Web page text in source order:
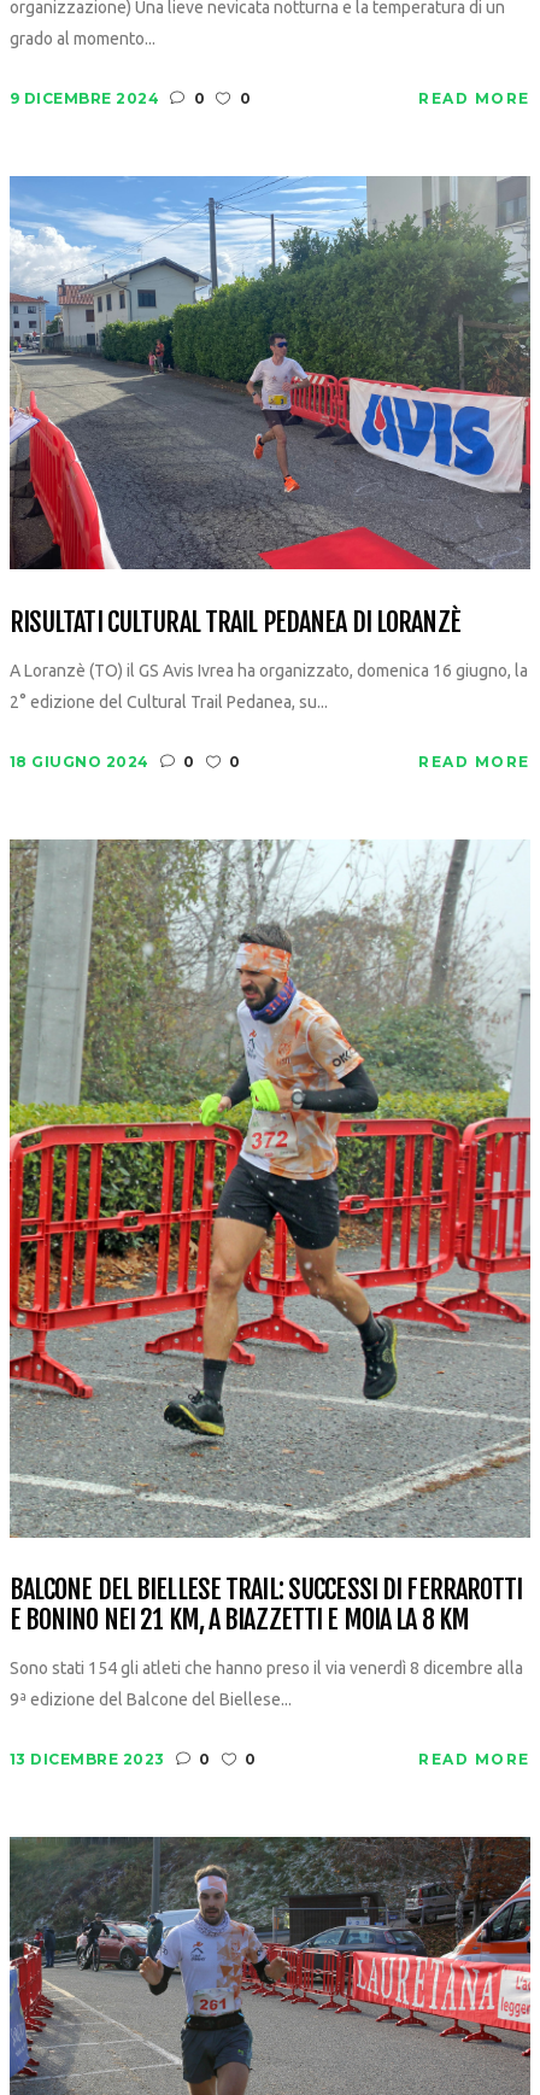
organizzazione) Una lieve nevicata notturna e la temperatura di un
grado al momento...
9 DICEMBRE 2024 0 0 READ MORE
RISULTATI CULTURAL TRAIL PEDANEA DI LORANZÈ
A Loranzè (TO) il GS Avis Ivrea ha organizzato, domenica 16 giugno, la
2° edizione del Cultural Trail Pedanea, su...
18 GIUGNO 2024 0 0 READ MORE
BALCONE DEL BIELLESE TRAIL: SUCCESSI DI FERRAROTTI
E BONINO NEI 21 KM, A BIAZZETTI E MOIA LA 8 KM
Sono stati 154 gli atleti che hanno preso il via venerdì 8 dicembre alla
9ª edizione del Balcone del Biellese...
13 DICEMBRE 2023 0 0 READ MORE